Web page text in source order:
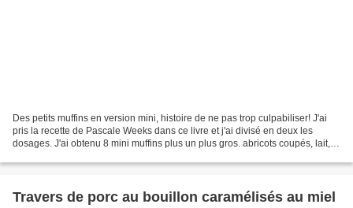
Des petits muffins en version mini, histoire de ne pas trop culpabiliser! J'ai
pris la recette de Pascale Weeks dans ce livre et j'ai divisé en deux les
dosages. J'ai obtenu 8 mini muffins plus un plus gros. abricots coupés, lait,
Travers de porc au bouillon caramélisés au miel